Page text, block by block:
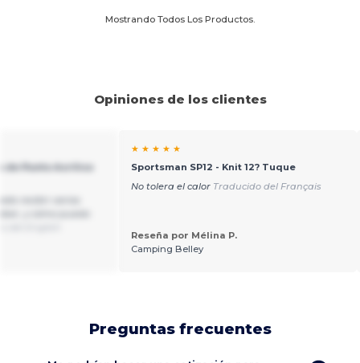
Mostrando Todos Los Productos.
Opiniones de los clientes
de Punto Acrílico
★ ★ ★ ★ ★
Sportsman SP12 - Knit 12? Tuque
No tolera el calor Traducido del Français
Reseña por Mélina P.
Camping Belley
Preguntas frecuentes